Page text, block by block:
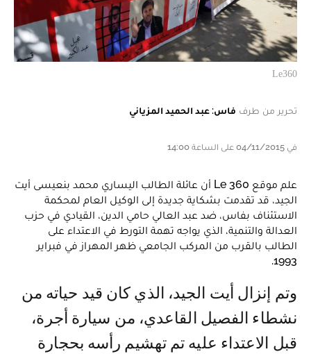
Le360
تحرير من طرف فاس: عبد الحميد المزياني
في 04/11/2015 على الساعة 14:00
علم موقع Le 360 أن عائلة الطالب اليساري محمد بنعيسى أيت
الجيد، قد تقدمت بشكاية جديدة إلى الوكيل العام لمحكمة
الاستئناف بفاس، ضد عبد العالي حامي الدين، القيادي في حزب
العدالة والتنمية، الذي يواجه تهمة التورط في الاعتداء على
الطالب بالقرب من المركب الجامعي ظهر المهراز في فبراير
1993.
وتم إنزال أيت الجيد، الذي كان قيد حياته من
نشطاء الفصيل القاعدي، من سيارة أجرة،
قبل الاعتداء عليه تم تهشيم رأسه بحجارة